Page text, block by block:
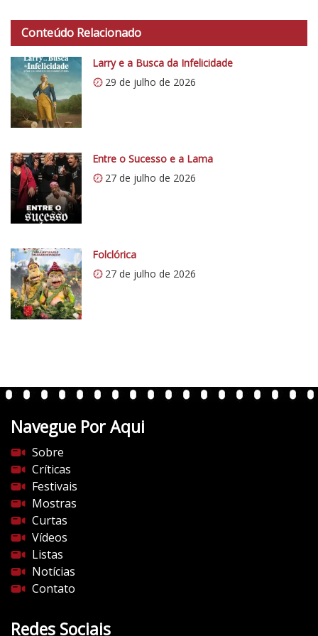
t
p
s
:
/
/
0
.
w
p
.
o
m
/
v
e
n
e
d
o
c
i
n
e
m
a
.
o
Conteúdo Relacionado
Larry e a Busca da Infelicidade
29 de julho de 2026
Entre o Sucesso e a Lama
27 de julho de 2026
Folclórica
27 de julho de 2026
Navegue Por Aqui
Sobre
Críticas
Festivais
Mostras
Curtas
Vídeos
Listas
Notícias
Contato
Redes Sociais